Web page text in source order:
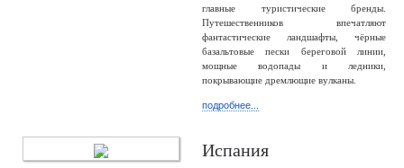
главные туристические бренды.
Путешественников впечатляют
фантастические ландшафты, чёрные
базальтовые пески береговой линии,
мощные водопады и ледники,
покрывающие дремлющие вулканы.
подробнее...
Испания